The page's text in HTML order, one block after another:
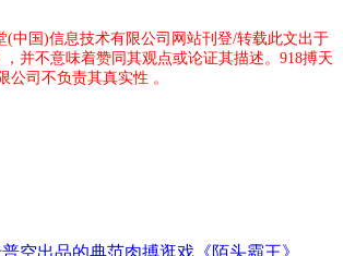
(中国)信息技术有限公司网站刊登/转载此文出于
并不意味着赞同其观点或论证其描述。918搏天
公司不负责其真实性 。